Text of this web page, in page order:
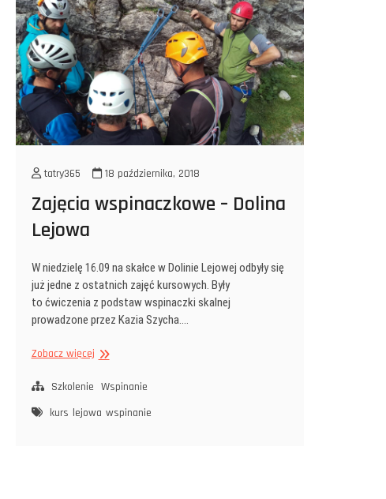
tatry365 18 października, 2018
Zajęcia wspinaczkowe – Dolina
Lejowa
W niedzielę 16.09 na skałce w Dolinie Lejowej odbyły się
już jedne z ostatnich zajęć kursowych. Były
to ćwiczenia z podstaw wspinaczki skalnej
prowadzone przez Kazia Szycha.…
Zobacz więcejZajęcia
Lejowa
Szkolenie Wspinanie
kurs lejowa wspinanie